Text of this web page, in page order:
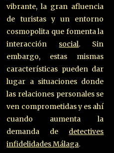
vibrante, la gran afluencia
de turistas y un entorno
cosmopolita que fomenta la
interacción social. Sin
embargo, estas mismas
características pueden dar
lugar a situaciones donde
las relaciones personales se
ven comprometidas y es ahí
cuando aumenta la
demanda de detectives
infidelidades Málaga.